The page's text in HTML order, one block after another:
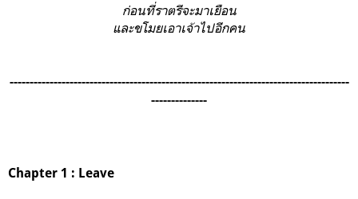
ก่อนที่ราตรีจะมาเยือน
และขโมยเอาเจ้าไปอีกคน
-------------------------------------------------------------------------------------
--------------
Chapter 1 : Leave